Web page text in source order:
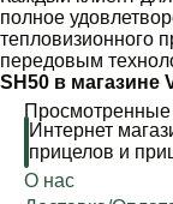
полное
тепловизионного
передовым
SH50 в магазине
Интернет
прицелов и
О нас